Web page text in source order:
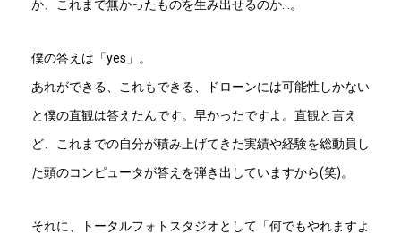
か、これまで無かったものを生み出せるのか…。
僕の答えは「yes」。
あれができる、これもできる、ドローンには可能性しかない
と僕の直観は答えたんです。早かったですよ。直観と言え
ど、これまでの自分が積み上げてきた実績や経験を総動員し
た頭のコンピュータが答えを弾き出していますから(笑)。
それに、トータルフォトスタジオとして「何でもやれますよ